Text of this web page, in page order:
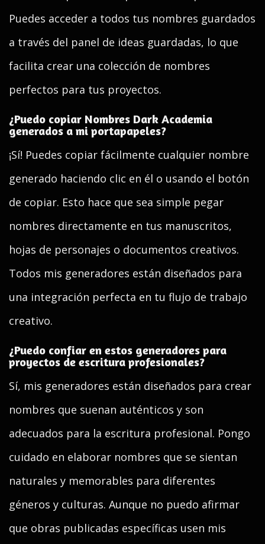
Puedes acceder a todos tus nombres guardados
a través del panel de ideas guardadas, lo que
facilita crear una colección de nombres
perfectos para tus proyectos.
¿Puedo copiar Nombres Dark Academia
generados a mi portapapeles?
¡Sí! Puedes copiar fácilmente cualquier nombre
generado haciendo clic en él o usando el botón
de copiar. Esto hace que sea simple pegar
nombres directamente en tus manuscritos,
hojas de personajes o documentos creativos.
Todos mis generadores están diseñados para
una integración perfecta en tu flujo de trabajo
creativo.
¿Puedo confiar en estos generadores para
proyectos de escritura profesionales?
Sí, mis generadores están diseñados para crear
nombres que suenan auténticos y son
adecuados para la escritura profesional. Pongo
cuidado en elaborar nombres que se sientan
naturales y memorables para diferentes
géneros y culturas. Aunque no puedo afirmar
que obras publicadas específicas usen mis